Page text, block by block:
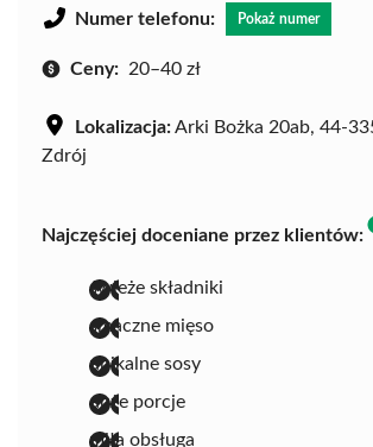
Numer telefonu: Pokaż numer
Ceny: 20–40 zł
Lokalizacja:Arki Bożka 20ab, 44-
Zdrój
Najczęściej doceniane przez klientów:
świeże składniki
smaczne mięso
unikalne sosy
duże porcje
miła obsługa